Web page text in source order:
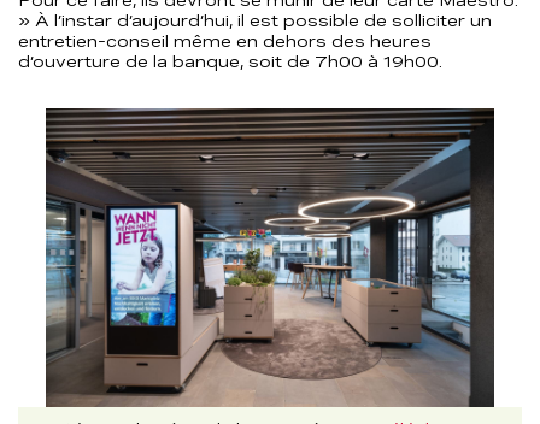
» À l’instar d’aujourd’hui, il est possible de solliciter un
entretien-conseil même en dehors des heures
d’ouverture de la banque, soit de 7h00 à 19h00.